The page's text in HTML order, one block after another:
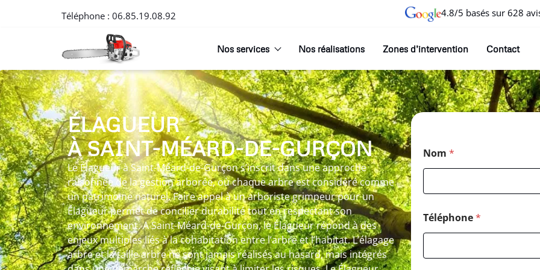
Téléphone : 06.85.19.08.92 4.8/5 basés sur 628
Nos services Nos réalisations Zones d’intervention Contact
ÉLAGUEUR
À SAINT-MÉARD-DE-GURÇON
Le Élagueur à Saint-Méard-de-Gurçon s’inscrit dans une approche
raisonnée de la gestion arborée, où chaque arbre est considéré comme
un patrimoine naturel. Faire appel à un arboriste grimpeur pour un
Élagueur permet de concilier durabilité tout en respectant son
environnement. A Saint-Méard-de-Gurçon, le Élagueur répond à des
enjeux multiples liés à la cohabitation entre l’arbre et l’habitat. L’élagage
arbre et la taille arbre ne sont jamais réalisés au hasard, mais intégrés
Nom *
Téléphone*